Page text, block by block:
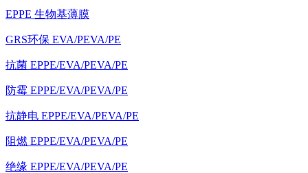
EPPE 生物基薄膜
GRS环保 EVA/PEVA/PE
抗菌 EPPE/EVA/PEVA/PE
防霉 EPPE/EVA/PEVA/PE
抗静电 EPPE/EVA/PEVA/PE
阻燃 EPPE/EVA/PEVA/PE
绝缘 EPPE/EVA/PEVA/PE